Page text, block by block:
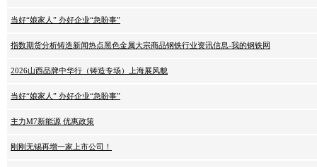
当好“娘家人” 办好企业“急盼事”
指数期货分析铸造新闻热点黑色金属大宗商品钢铁行业资讯信息-我的钢铁网
2026山西品牌中华行（铸造专场）上海展风貌
当好“娘家人” 办好企业“急盼事”
主力M7新能源 优惠政策
刚刚无锡再增一家上市公司！